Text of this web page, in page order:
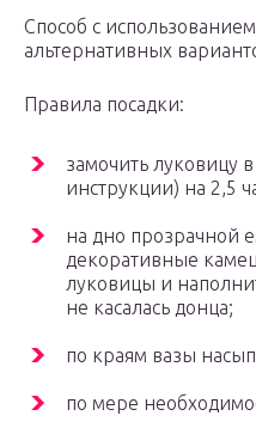
Способ с
альтернативных
Правила посадки:
замочить луковицу
инструкции) на 2,5
на дно прозрачной
декоративные
луковицы и
не касалась донца;
по краям вазы
по мере